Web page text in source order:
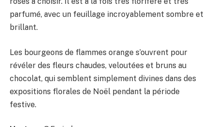
parfumé, avec un feuillage incroyablement sombre et
brillant.
Les bourgeons de flammes orange s’ouvrent pour
révéler des fleurs chaudes, veloutées et bruns au
chocolat, qui semblent simplement divines dans des
expositions florales de Noël pendant la période
festive.